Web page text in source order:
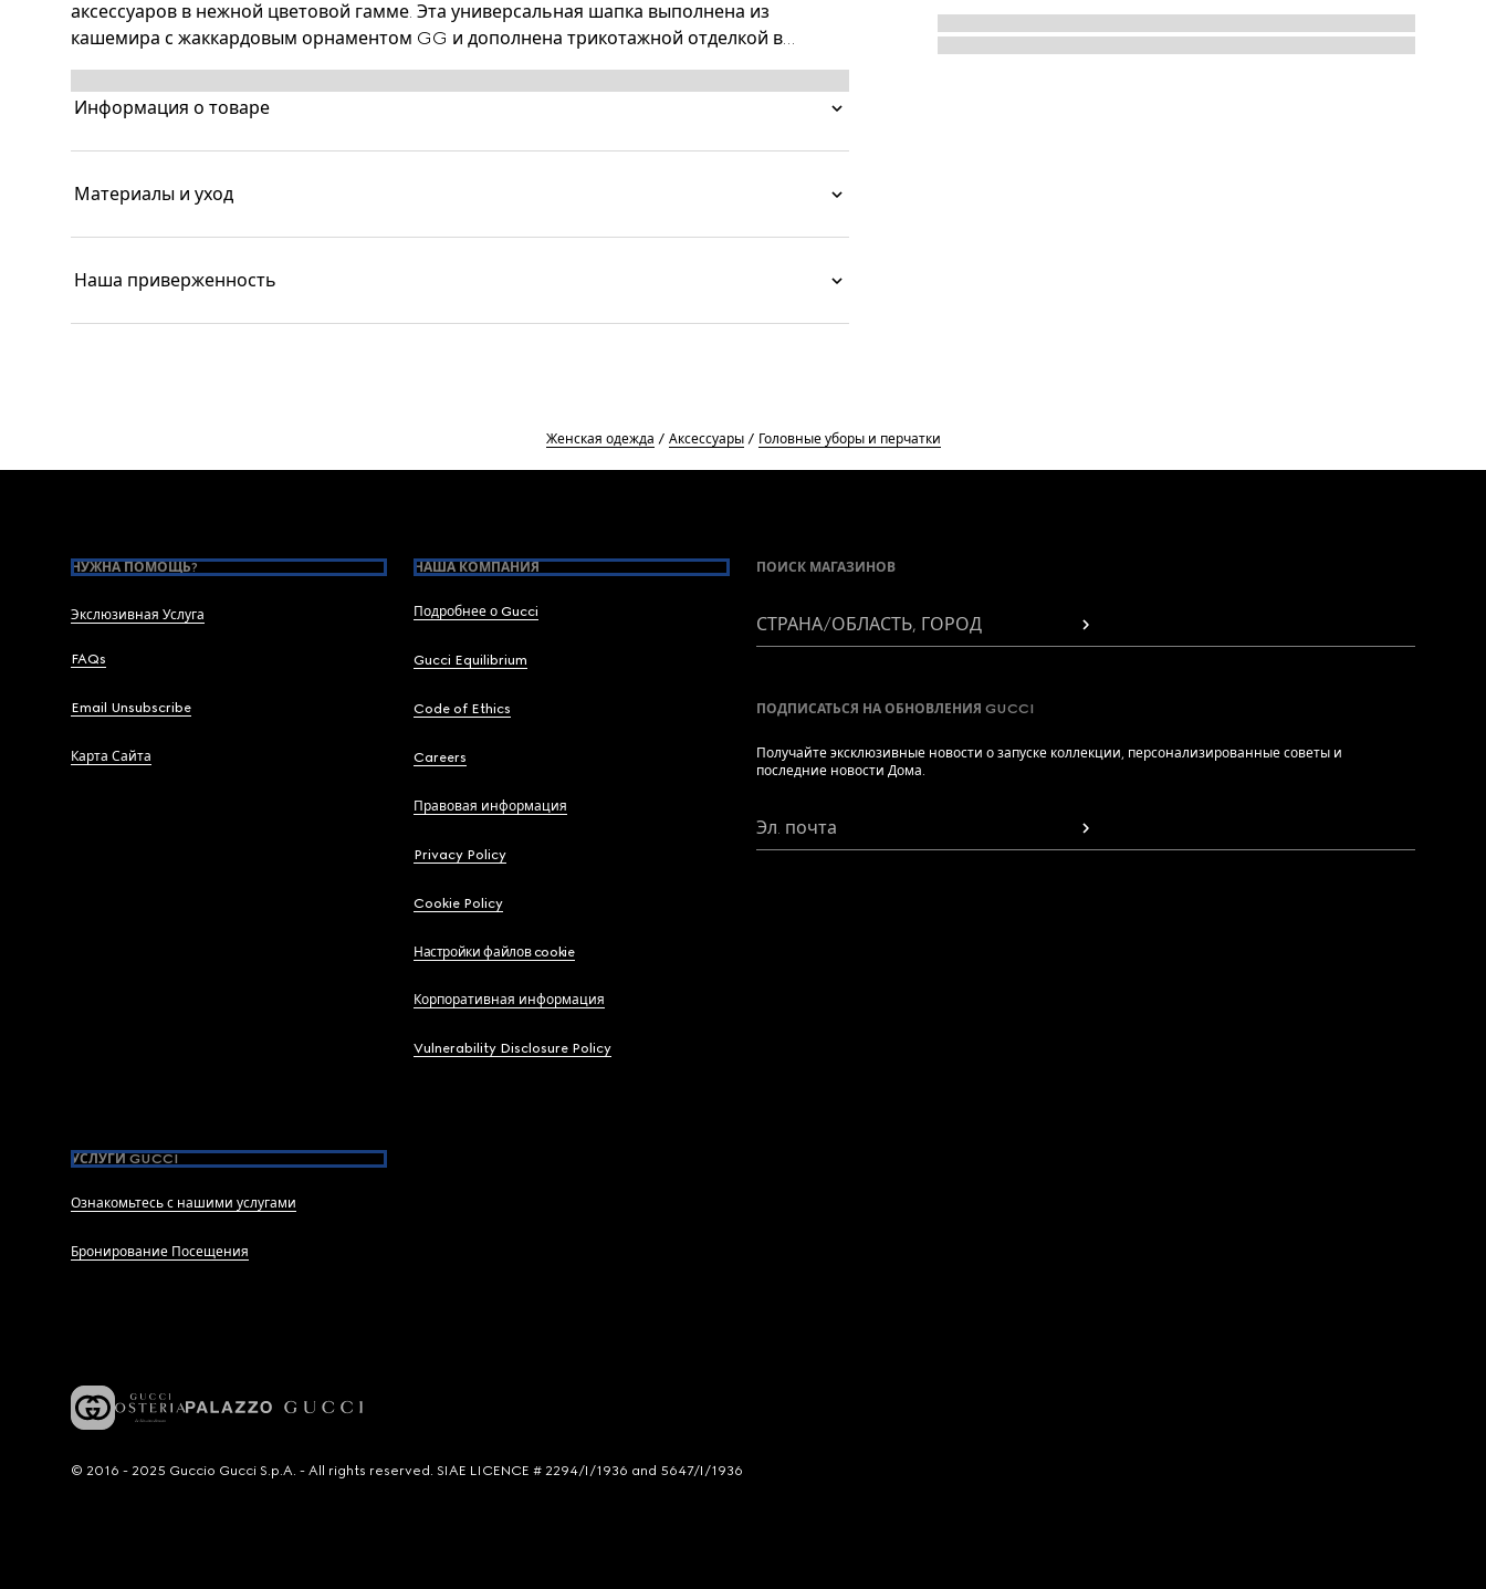
аксессуаров в нежной цветовой гамме. Эта универсальная шапка выполнена из
кашемира с жаккардовым орнаментом GG и дополнена трикотажной отделкой в
рубчик.
Информация о товаре
Материалы и уход
Наша приверженность
Женская одежда Аксессуары Головные уборы и перчатки
НУЖНА ПОМОЩЬ?
Экслюзивная Услуга
FAQs
Email Unsubscribe
Карта Сайта
НАША КОМПАНИЯ
Подробнее о Gucci
Gucci Equilibrium
Code of Ethics
Careers
Правовая информация
Privacy Policy
Cookie Policy
Настройки файлов cookie
Корпоративная информация
Vulnerability Disclosure Policy
УСЛУГИ GUCCI
Ознакомьтесь с нашими услугами
Бронирование Посещения
ПОИСК МАГАЗИНОВ
СТРАНА/ОБЛАСТЬ, ГОРОД
ПОДПИСАТЬСЯ НА ОБНОВЛЕНИЯ GUCCI
Получайте эксклюзивные новости о запуске коллекции, персонализированные советы и
последние новости Дома.
Эл. почта
© 2016 - 2025 Guccio Gucci S.p.A. - All rights reserved. SIAE LICENCE # 2294/I/1936 and 5647/I/1936